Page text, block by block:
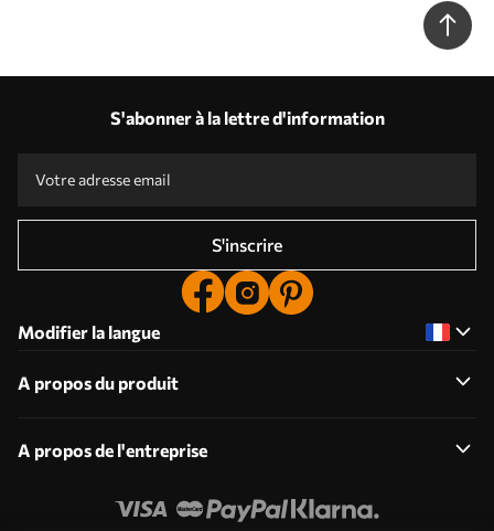
S'abonner à la lettre d'information
S'inscrire
Modifier la langue
A propos du produit
A propos de l'entreprise